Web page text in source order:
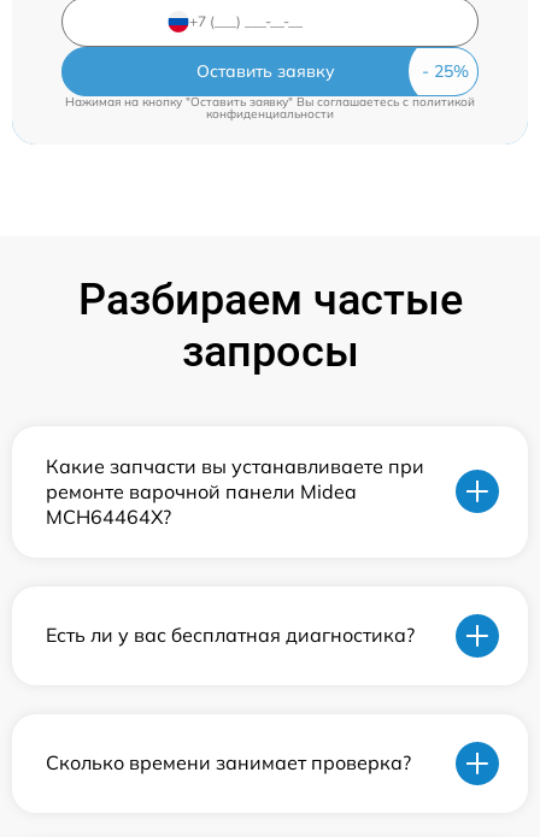
Оставить заявку
Нажимая на кнопку "Оставить заявку" Вы соглашаетесь cполитикой
конфиденциальности
Разбираем частые
запросы
Какие запчасти вы устанавливаете при
ремонте варочной панели Midea
MCH64464X?
Есть ли у вас бесплатная диагностика?
Сколько времени занимает проверка?